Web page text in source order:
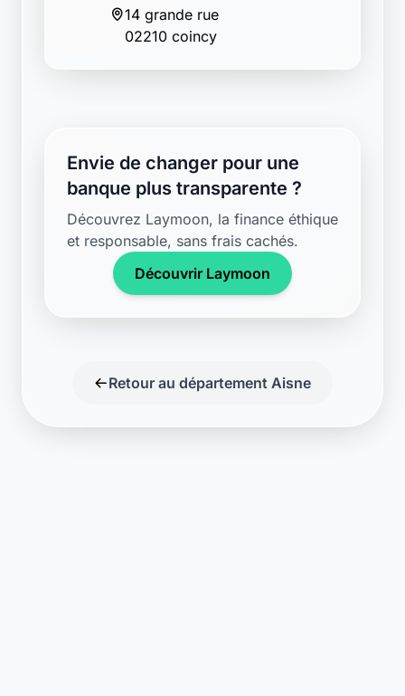
14 grande rue
02210 coincy
Envie de changer pour une
banque plus transparente ?
Découvrez Laymoon, la finance éthique
et responsable, sans frais cachés.
Découvrir Laymoon
Retour au département Aisne